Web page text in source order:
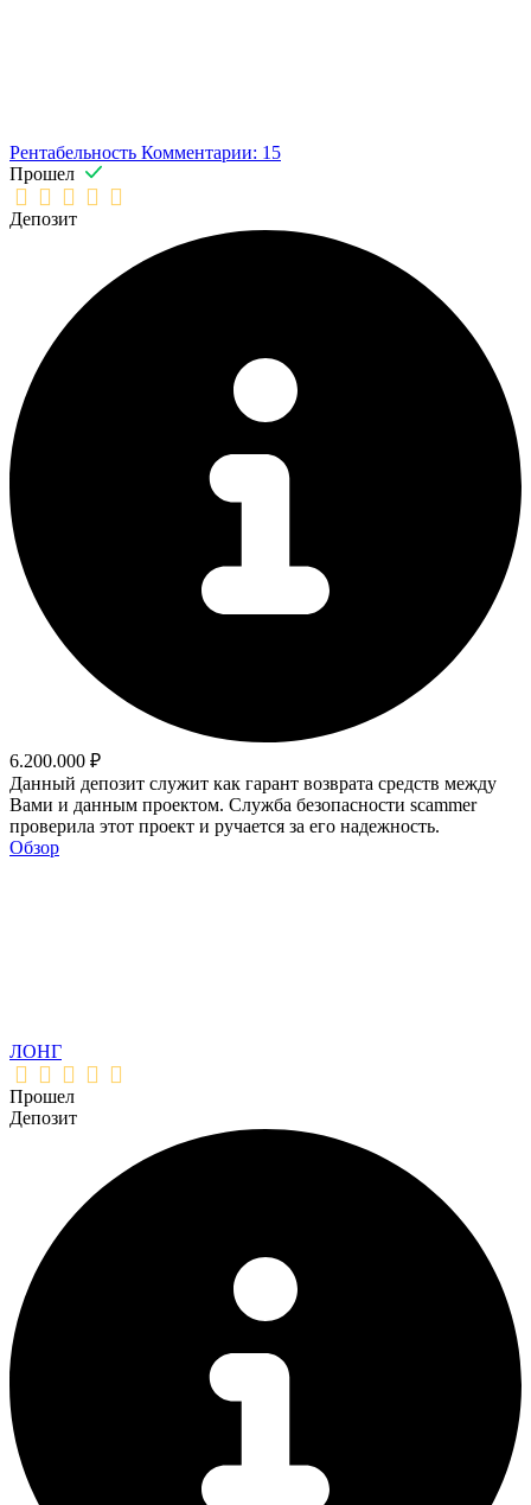
Рентабельность Комментарии: 15
Прошел
Депозит
6.200.000 ₽
Данный депозит служит как гарант возврата средств между
Вами и данным проектом. Служба безопасности scammer
проверила этот проект и ручается за его надежность.
Обзор
ЛОНГ
Прошел
Депозит